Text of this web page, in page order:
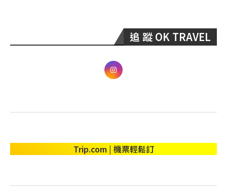
追 蹤 OK TRAVEL
Trip.com | 機票輕鬆訂